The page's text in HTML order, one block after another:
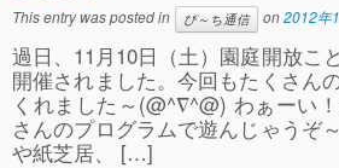
This entry was posted in ぴ～ち通信 on2012年
過日、11月10日（土）園庭開放こ
開催されました。今回もたくさん
くれました～(@^∇^@) わぁーい
さんのプログラムで遊んじゃうぞ
や紙芝居、 […]